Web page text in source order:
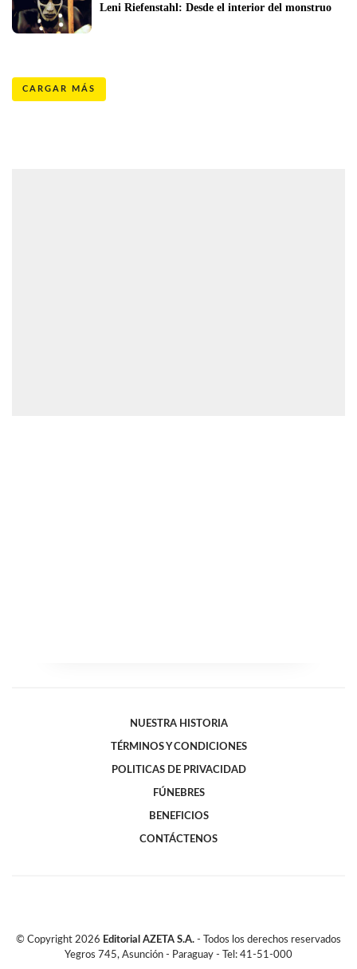
Leni Riefenstahl: Desde el interior del monstruo
CARGAR MÁS
NUESTRA HISTORIA
TÉRMINOS Y CONDICIONES
POLITICAS DE PRIVACIDAD
FÚNEBRES
BENEFICIOS
CONTÁCTENOS
© Copyright 2026 Editorial AZETA S.A. - Todos los derechos reservados
Yegros 745, Asunción - Paraguay - Tel: 41-51-000